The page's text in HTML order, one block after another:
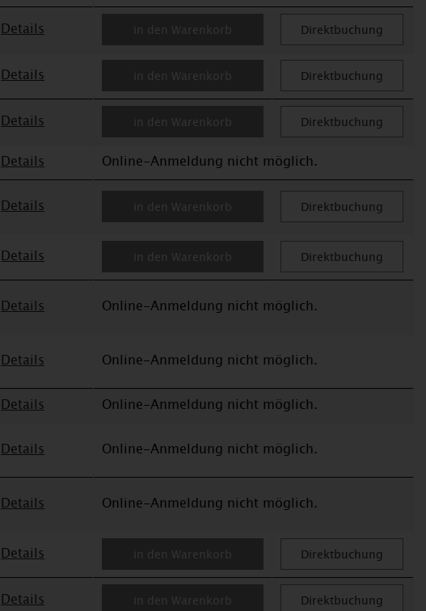
Details in den Warenkorb Direktbuchung
Details in den Warenkorb Direktbuchung
Details in den Warenkorb Direktbuchung
Details
Online-Anmeldung nicht möglich.
Details in den Warenkorb Direktbuchung
Details in den Warenkorb Direktbuchung
Details Online-Anmeldung nicht möglich.
Details Online-Anmeldung nicht möglich.
Details
Online-Anmeldung nicht möglich.
Details Online-Anmeldung nicht möglich.
Details Online-Anmeldung nicht möglich.
Details in den Warenkorb Direktbuchung
Details in den Warenkorb Direktbuchung